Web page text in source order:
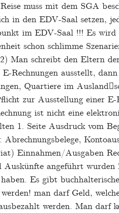
muss mit dem SGA
in den EDV-Saal setzen,
im EDV-Saal !!! Es wird
schon schlimme
Man schreibt den Eltern
Rechnungen ausstellt,
Quartiere im
zur Ausstellung einer
ist nicht eine
1. Seite Ausdruck vom
Einnahmen/Ausgaben
Auskünfte angeführt
Es gibt
man darf Geld,
werden. Man